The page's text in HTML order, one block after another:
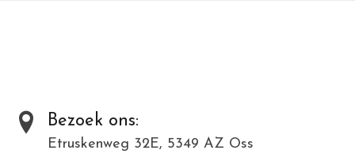
Bezoek ons:
Etruskenweg 32E, 5349 AZ Oss